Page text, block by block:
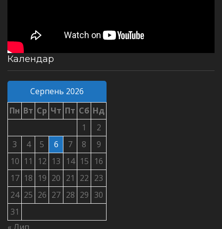
Календар
Серпень 2026
Пн Вт Ср Чт Пт Сб Нд
1
2
3
4 5 6 7 8
9
10 11 12 13 14 15
16
17 18 19 20 21 22 23
24 25 26 27 28 29 30
31